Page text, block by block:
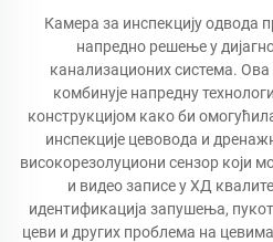
Камера за инспекцију одвода
напредно решење у
канализационих система.
комбинује напредну
конструкцијом како би
инспекције цевовода и
високорезолуциони сензор који
и видео записе у ХД
идентификација запушења,
цеви и других проблема на